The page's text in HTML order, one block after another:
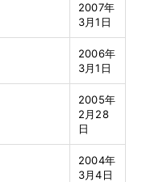
2007年
3月1日
2006年
3月1日
2005年
2月28
日
2004年
3月4日